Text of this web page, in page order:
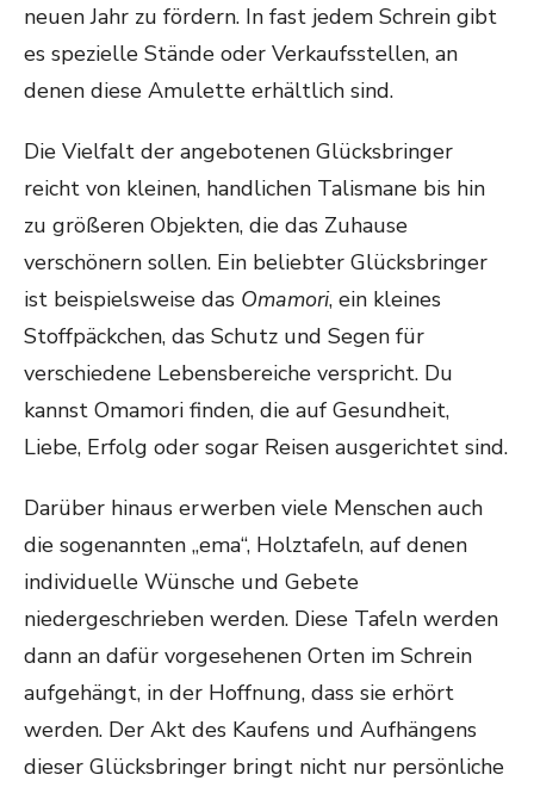
neuen Jahr zu fördern. In fast jedem Schrein gibt
es spezielle Stände oder Verkaufsstellen, an
denen diese Amulette erhältlich sind.
Die Vielfalt der angebotenen Glücksbringer
reicht von kleinen, handlichen Talismane bis hin
zu größeren Objekten, die das Zuhause
verschönern sollen. Ein beliebter Glücksbringer
ist beispielsweise das Omamori, ein kleines
Stoffpäckchen, das Schutz und Segen für
verschiedene Lebensbereiche verspricht. Du
kannst Omamori finden, die auf Gesundheit,
Liebe, Erfolg oder sogar Reisen ausgerichtet sind.
Darüber hinaus erwerben viele Menschen auch
die sogenannten „ema“, Holztafeln, auf denen
individuelle Wünsche und Gebete
niedergeschrieben werden. Diese Tafeln werden
dann an dafür vorgesehenen Orten im Schrein
aufgehängt, in der Hoffnung, dass sie erhört
werden. Der Akt des Kaufens und Aufhängens
dieser Glücksbringer bringt nicht nur persönliche